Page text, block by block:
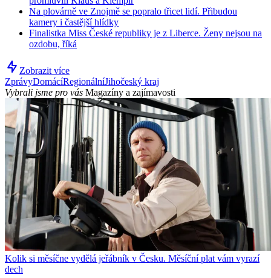
Na plovárně ve Znojmě se popralo třicet lidí. Přibudou
kamery i častější hlídky
Finalistka Miss České republiky je z Liberce. Ženy nejsou na
ozdobu, říká
Zobrazit více
ZprávyDomácíRegionálníJihočeský kraj
Vybrali jsme pro vás Magazíny a zajímavosti
Kolik si měsíčne vydělá jeřábník v Česku. Měsíční plat vám vyrazí
dech